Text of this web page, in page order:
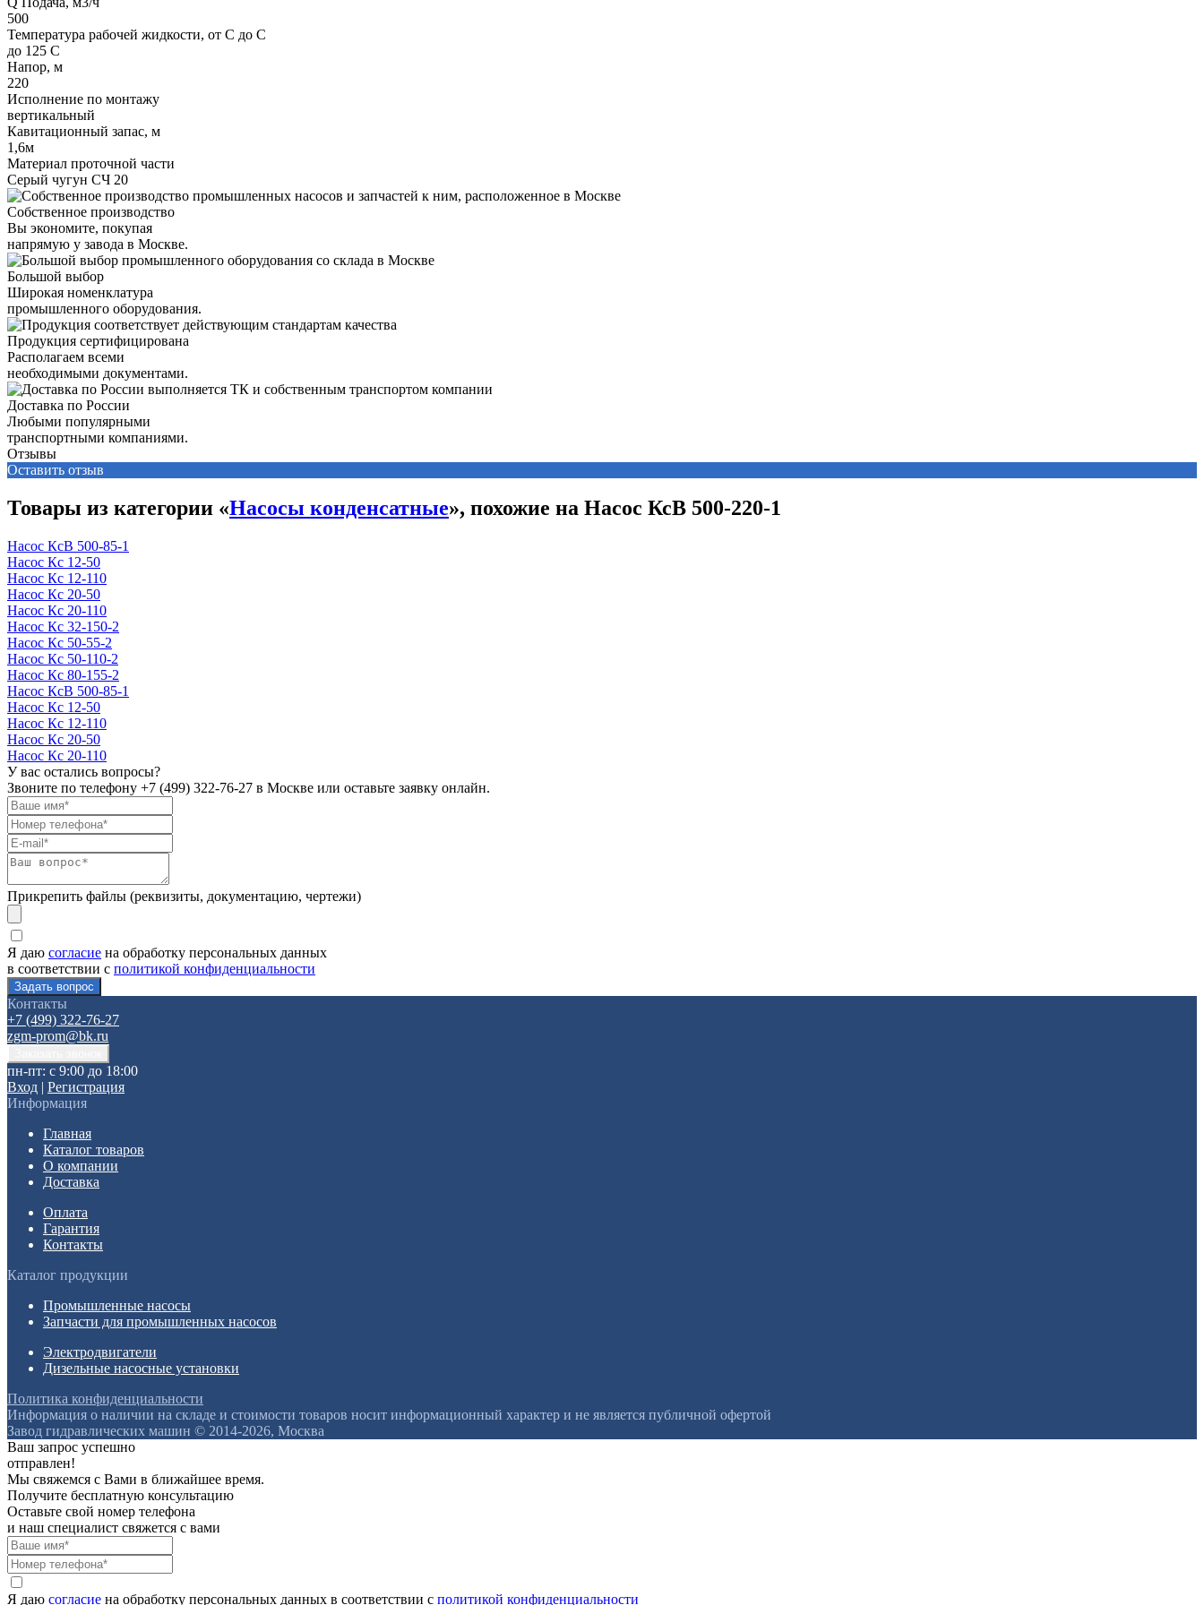
500
Температура рабочей жидкости, от С до С
до 125 С
Напор, м
220
Исполнение по монтажу
вертикальный
Кавитационный запас, м
1,6м
Материал проточной части
Серый чугун СЧ 20
Собственное производство
Вы экономите, покупая
напрямую у завода в Москве.
Большой выбор
Широкая номенклатура
промышленного оборудования.
Продукция сертифицирована
Располагаем всеми
необходимыми документами.
Доставка по России
Любыми популярными
транспортными компаниями.
Отзывы
Оставить отзыв
Товары из категории «Насосы конденсатные», похожие на Насос КсВ 500-220-1
Насос КсВ 500-85-1
Насос Кс 12-50
Насос Кс 12-110
Насос Кс 20-50
Насос Кс 20-110
Насос Кс 32-150-2
Насос Кс 50-55-2
Насос Кс 50-110-2
Насос Кс 80-155-2
Насос КсВ 500-85-1
Насос Кс 12-50
Насос Кс 12-110
Насос Кс 20-50
Насос Кс 20-110
У вас остались вопросы?
Звоните по телефону +7 (499) 322-76-27 в Москве или оставьте заявку онлайн.
Прикрепить файлы (реквизиты, документацию, чертежи)
Я даю согласие на обработку персональных данных
в соответствии с политикой конфиденциальности
Контакты
+7 (499) 322-76-27
zgm-prom@bk.ru
пн-пт: с 9:00 до 18:00
Вход | Регистрация
Информация
Главная
Каталог товаров
О компании
Доставка
Оплата
Гарантия
Контакты
Каталог продукции
Промышленные насосы
Запчасти для промышленных насосов
Электродвигатели
Дизельные насосные установки
Политика конфиденциальности
Информация о наличии на складе и стоимости товаров носит информационный характер и не является публичной офертой
Завод гидравлических машин © 2014-2026, Москва
Ваш запрос успешно
отправлен!
Мы свяжемся с Вами в ближайшее время.
Получите бесплатную консультацию
Оставьте свой номер телефона
и наш специалист свяжется с вами
Я даю согласие на обработку персональных данных в соответствии с политикой конфиденциальности